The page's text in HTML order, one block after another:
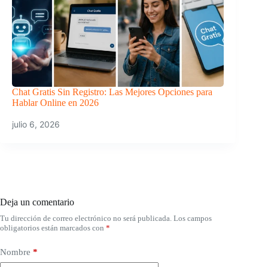
Chat Gratis Sin Registro: Las Mejores Opciones para
Hablar Online en 2026
julio 6, 2026
Deja un comentario
Tu dirección de correo electrónico no será publicada. Los campos
obligatorios están marcados con *
Nombre *